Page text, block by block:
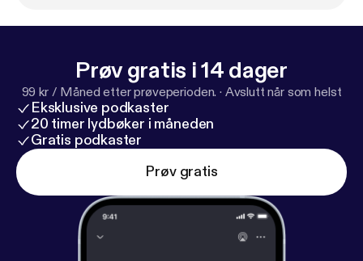
Prøv gratis i 14 dager
99 kr / Måned etter prøveperioden. · Avslutt når som helst
Eksklusive podkaster
20 timer lydbøker i måneden
Gratis podkaster
Prøv gratis